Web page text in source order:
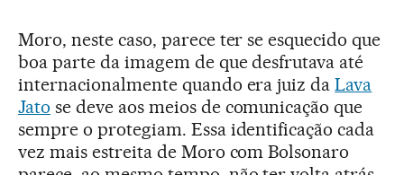
Moro, neste caso, parece ter se esquecido que
boa parte da imagem de que desfrutava até
internacionalmente quando era juiz daLava
Jato se deve aos meios de comunicação que
sempre o protegiam. Essa identificação cada
vez mais estreita de Moro com Bolsonaro